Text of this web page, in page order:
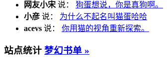
网友小宋 说： 狗蛋想说，你是真狗啊。
小彦 说： 为什么不起名叫猫蛋哈哈
acevs 说： 你用猫的视角重新探索。
站点统计 梦幻书单 »